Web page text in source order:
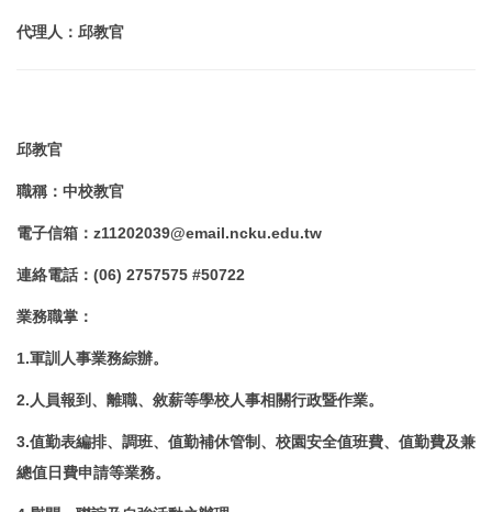
代理人：邱教官
邱教官
職稱 ： 中校教官
電子信箱 ： z11202039@email.ncku.edu.tw
連絡電話 ： (06) 2757575 #50722
業務職掌 ：
1.軍訓人事業務綜辦。
2.人員報到、離職、敘薪等學校人事相關行政暨作業。
3.值勤表編排、調班、值勤補休管制、校園安全值班費、值勤費及兼
總值日費申請等業務。